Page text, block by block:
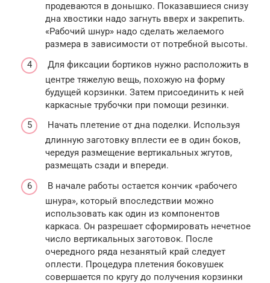
продеваются в донышко. Показавшиеся снизу
дна хвостики надо загнуть вверх и закрепить.
«Рабочий шнур» надо сделать желаемого
размера в зависимости от потребной высоты.
Для фиксации бортиков нужно расположить в
центре тяжелую вещь, похожую на форму
будущей корзинки. Затем присоединить к ней
каркасные трубочки при помощи резинки.
Начать плетение от дна поделки. Используя
длинную заготовку вплести ее в один боков,
чередуя размещение вертикальных жгутов,
размещать сзади и впереди.
В начале работы остается кончик «рабочего
шнура», который впоследствии можно
использовать как один из компонентов
каркаса. Он разрешает сформировать нечетное
число вертикальных заготовок. После
очередного ряда незанятый край следует
оплести. Процедура плетения боковушек
совершается по кругу до получения корзинки